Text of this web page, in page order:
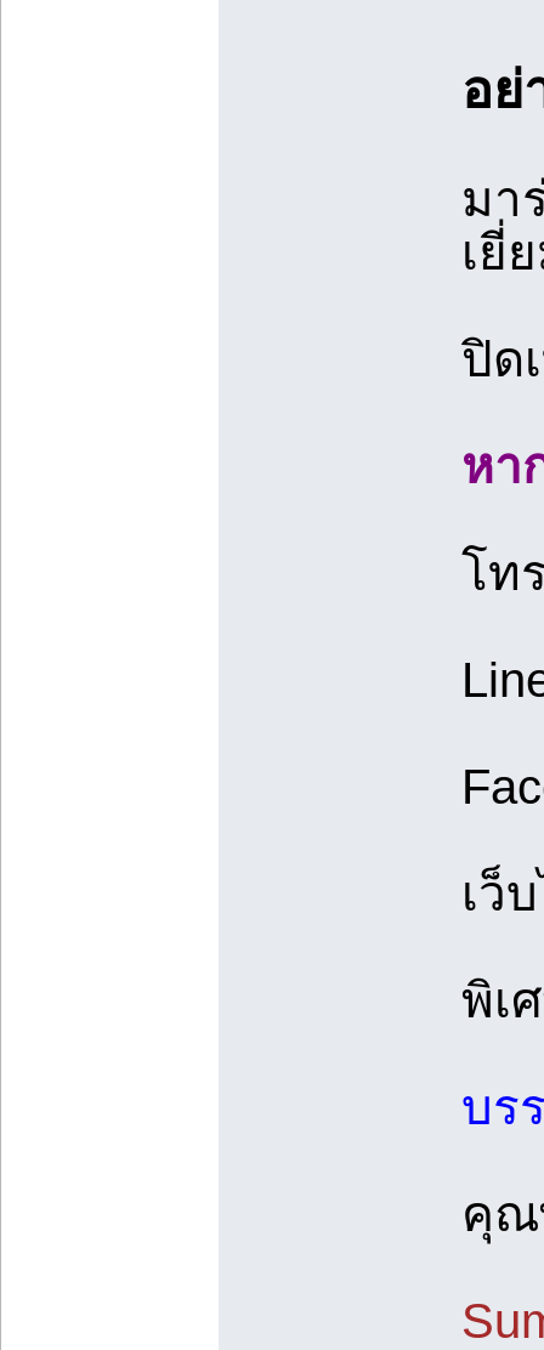
อย่
มา
เยี่
ปิด
หา
โท
เว็
พิเ
บร
คุณ